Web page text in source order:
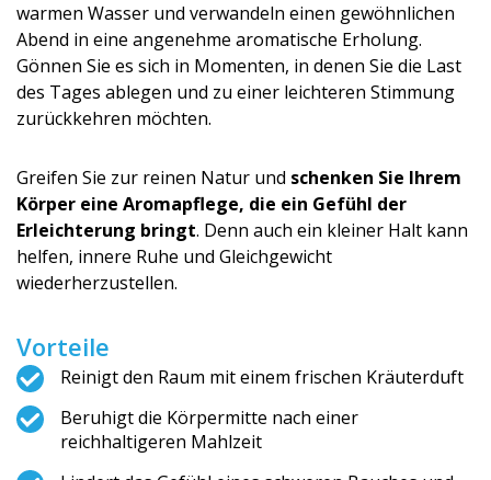
warmen Wasser und verwandeln einen gewöhnlichen
Abend in eine angenehme aromatische Erholung.
Gönnen Sie es sich in Momenten, in denen Sie die Last
des Tages ablegen und zu einer leichteren Stimmung
zurückkehren möchten.
Greifen Sie zur reinen Natur und schenken Sie Ihrem
Körper eine Aromapflege, die ein Gefühl der
Erleichterung bringt. Denn auch ein kleiner Halt kann
helfen, innere Ruhe und Gleichgewicht
wiederherzustellen.
Vorteile
Reinigt den Raum mit einem frischen Kräuterduft
Beruhigt die Körpermitte nach einer
reichhaltigeren Mahlzeit